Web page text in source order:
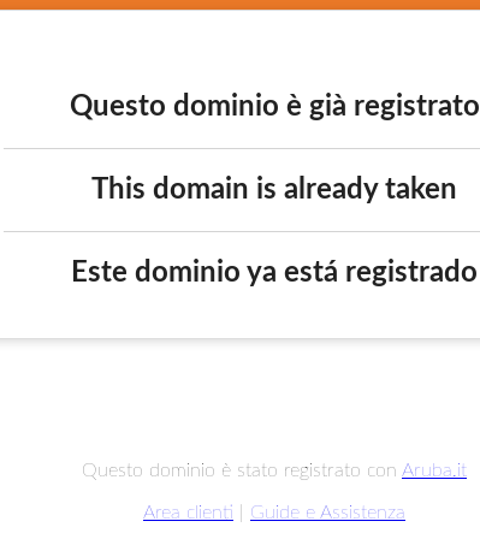
Questo dominio è già registrato
This domain is already taken
Este dominio ya está registrado
Questo dominio è stato registrato con Aruba.it
Area clienti Guide e Assistenza